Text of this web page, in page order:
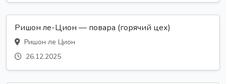
Ришон ле-Цион — повара (горячий цех)
Ришон ле Цион
26.12.2025